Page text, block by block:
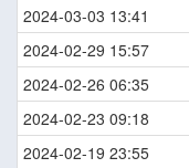
2024-03-03 13:41
2024-02-29 15:57
2024-02-26 06:35
2024-02-23 09:18
2024-02-19 23:55